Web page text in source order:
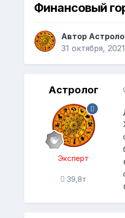
Финансовый
Автор
31 октября, 2021
Астролог
Эксперт
39,8т